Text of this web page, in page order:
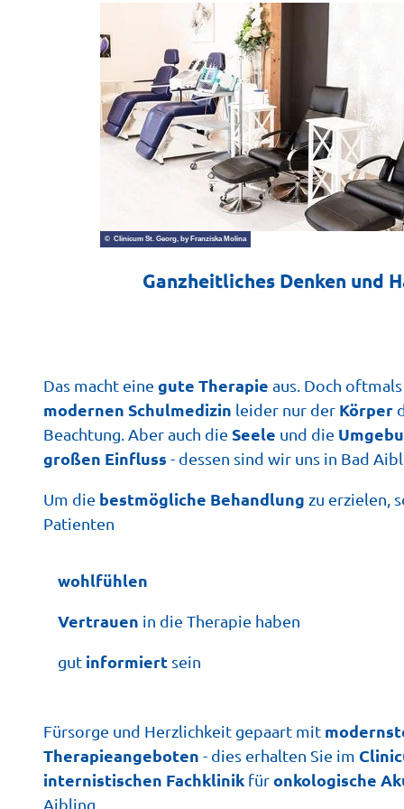
w
a
l
© Clinicum St. Georg, by Franziska Molina
Ganzheitliches Denken und
Das macht eine gute Therapie aus. Doch
modernen Schulmedizin leider nur der Körper
Beachtung. Aber auch die Seele und die
großen Einfluss - dessen sind wir uns in Bad
Um die bestmögliche Behandlung zu erzielen,
Patienten
wohlfühlen
Vertrauen in die Therapie haben
gut informiert sein
Fürsorge und Herzlichkeit gepaart mit
Therapieangeboten - dies erhalten Sie im
internistischen Fachklinik füronkologische
Aibling.